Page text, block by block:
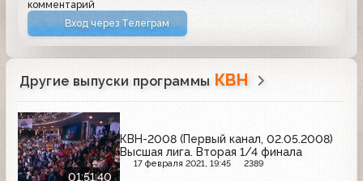
комментарий
Вход через Телеграм
Другие выпуски программы КВН
01:51:40
КВН-2008 (Первый канал, 02.05.2008)
Высшая лига. Вторая 1/4 финала
17 февраля 2021, 19:45 2389